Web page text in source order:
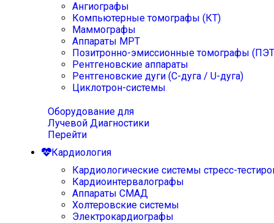
Ангиографы
Компьютерные томографы (КТ)
Маммографы
Аппараты МРТ
Позитронно-эмиссионные томографы
Рентгеновские аппараты
Рентгеновские дуги (С-дуга / U-дуга)
Циклотрон-системы
Оборудование для
Лучевой Диагностики
Перейти
Кардиология
Кардиологические системы стресс-
Кардиоинтервалографы
Аппараты СМАД
Холтеровские системы
Электрокардиографы